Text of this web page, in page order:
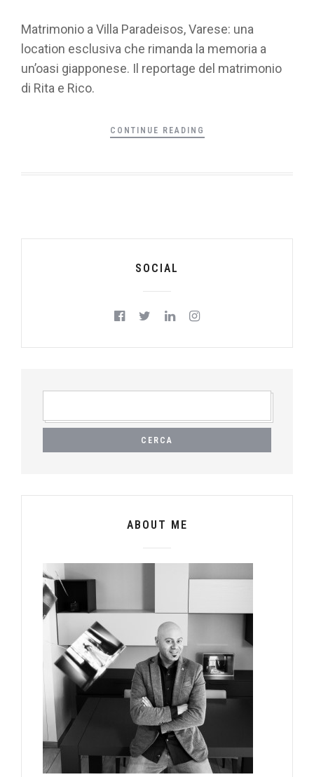
Matrimonio a Villa Paradeisos, Varese: una
location esclusiva che rimanda la memoria a
un’oasi giapponese. Il reportage del matrimonio
di Rita e Rico.
CONTINUE READING
SOCIAL
ABOUT ME